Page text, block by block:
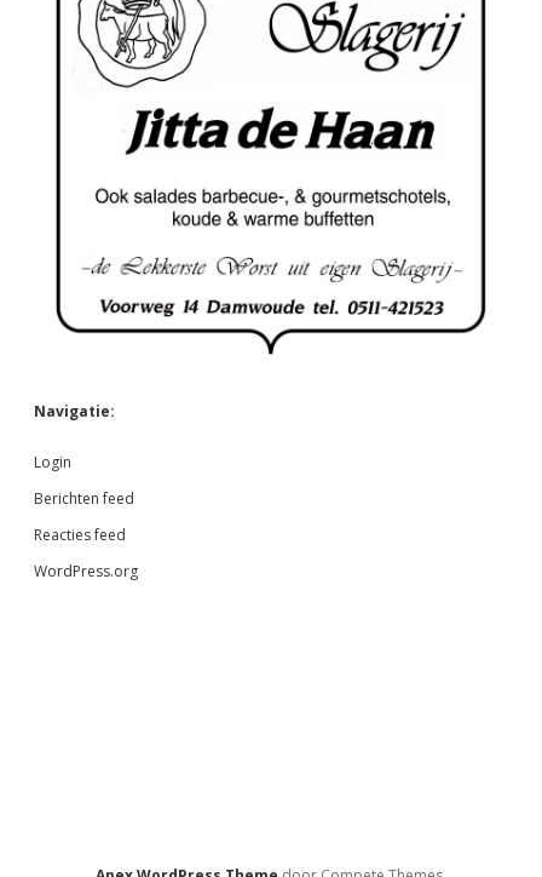
Navigatie:
Login
Berichten feed
Reacties feed
WordPress.org